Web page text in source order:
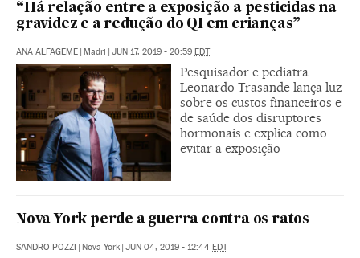
“Há relação entre a exposição a pesticidas na
gravidez e a redução do QI em crianças”
ANA ALFAGEME | Madri | JUN 17, 2019 - 20:59 EDT
Pesquisador e pediatra
Leonardo Trasande lança luz
sobre os custos financeiros e
de saúde dos disruptores
hormonais e explica como
evitar a exposição
Nova York perde a guerra contra os ratos
SANDRO POZZI | Nova York | JUN 04, 2019 - 12:44 EDT